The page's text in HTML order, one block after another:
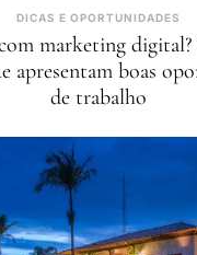
DICAS E OPORTUNIDADES
marketing
apresentam boas
de trabalho